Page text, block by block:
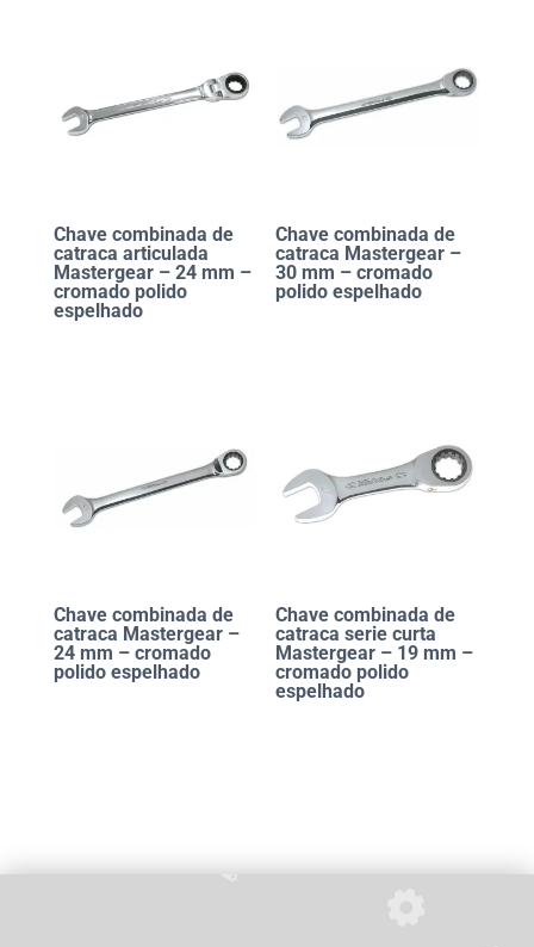
Chave combinada de
catraca articulada
Mastergear – 24 mm –
cromado polido
espelhado
Chave combinada de
catraca Mastergear –
30 mm – cromado
polido espelhado
Chave combinada de
catraca Mastergear –
24 mm – cromado
polido espelhado
Chave combinada de
catraca serie curta
Mastergear – 19 mm –
cromado polido
espelhado